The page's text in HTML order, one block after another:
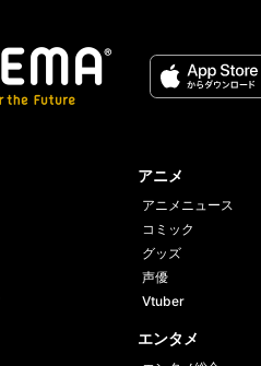
アニメ
アニメニュース
コミック
グッズ
声優
Vtuber
エンタメ